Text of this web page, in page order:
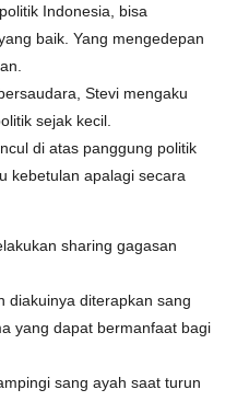
Indonesia, bisa
baik. Yang mengedepan
Stevi mengaku
sejak kecil.
di atas panggung politik
kebetulan apalagi secara
sharing gagasan
diakuinya diterapkan sang
yang dapat bermanfaat bagi
sang ayah saat turun